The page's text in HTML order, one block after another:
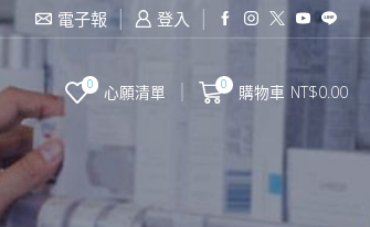
電子報 登入
0 心願清單 0 購物車 NT$0.00